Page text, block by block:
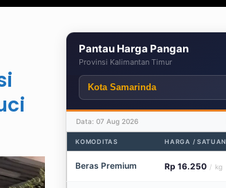
Pantau Harga Pangan
Provinsi Kalimantan Timur
Data: 07 Aug 2026
KOMODITAS HARGA / SATUAN
Beras Premium Rp 16.250 / kg